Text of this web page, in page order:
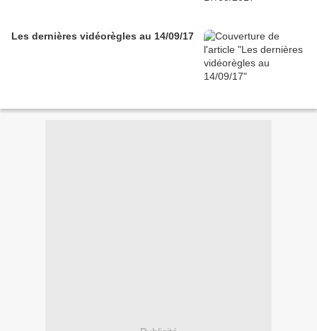
Les dernières vidéorègles au 14/09/17